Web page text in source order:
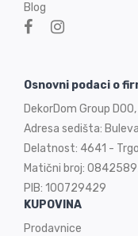
Blog
Osnovni podaci o
DekorDom Group DOO,
Adresa sedišta:
Delatnost: 4641 -
Matični broj:
PIB: 100729429
KUPOVINA
Prodavnice